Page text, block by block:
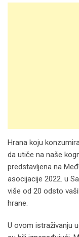
Hrana koju
da utiče na naše
predstavljena na
asocijacije 2022. u
više od 20 odsto
hrane.
U ovom istraživanju